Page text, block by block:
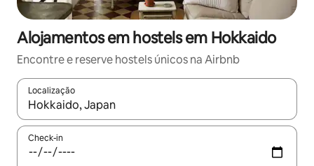
Alojamentos em hostels em Hokkaido
Encontre e reserve hostels únicos na Airbnb
Localização
Quando os resultados estiverem disponíveis, navegue com
Check-in